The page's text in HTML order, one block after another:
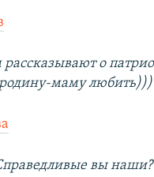
о
маму любить)))
вы